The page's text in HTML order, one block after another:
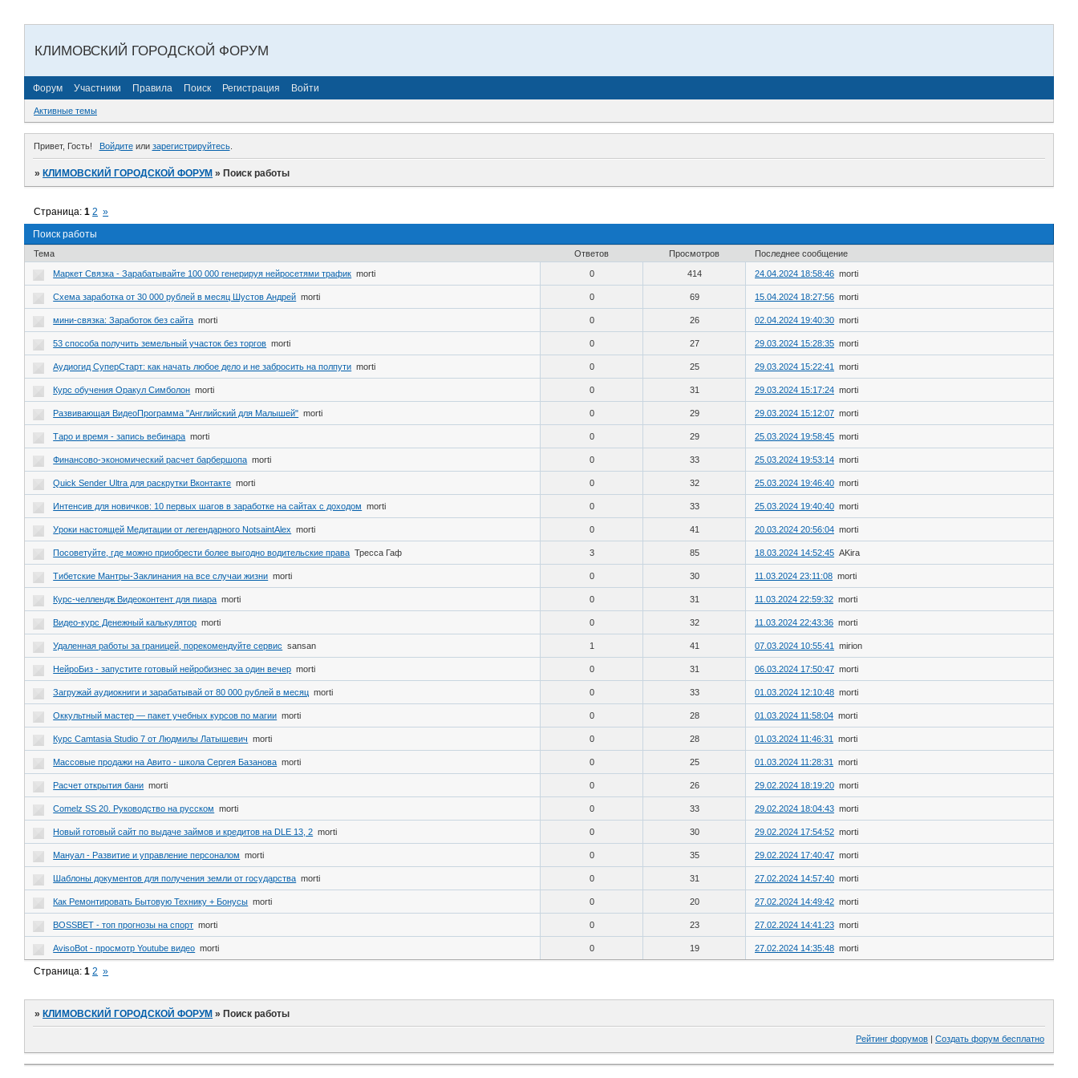
КЛИМОВСКИЙ ГОРОДСКОЙ ФОРУМ
Форум Участники Правила Поиск Регистрация Войти
Активные темы
Привет, Гость! Войдитеили зарегистрируйтесь.
»КЛИМОВСКИЙ ГОРОДСКОЙ ФОРУМ »Поиск работы
Поиск работы
Страница:1 2 »
Тема Ответов Просмотров Последнее сообщение
Маркет Связка - Зарабатывайте 100 000 генерируя нейросетями трафик morti 0 414 24.04.2024 18:58:46 morti
Схема заработка от 30 000 рублей в месяц Шустов Андрей morti 0 69 15.04.2024 18:27:56 morti
мини-cвязка: Зарaботок без сайта morti 0 26 02.04.2024 19:40:30 morti
53 способа получить земельный участок без торгов morti 0 27 29.03.2024 15:28:35 morti
Аудиогид СуперСтарт: как начать любое дело и не забросить на полпути morti 0 25 29.03.2024 15:22:41 morti
Курс обучения Оракул Симболон morti 0 31 29.03.2024 15:17:24 morti
Развивающая ВидеоПрограмма "Английский для Малышей" morti 0 29 29.03.2024 15:12:07 morti
Таро и время - запись вебинара morti 0 29 25.03.2024 19:58:45 morti
Финансово-экономический расчет барбершопа morti 0 33 25.03.2024 19:53:14 morti
Quick Sender Ultra для раскрутки Вконтакте morti 0 32 25.03.2024 19:46:40 morti
Интенсив для новичков: 10 первых шагов в заработке на сайтах с доходом morti 0 33 25.03.2024 19:40:40 morti
Уроки настоящей Медитации от легендарного NotsaintAlex morti 0 41 20.03.2024 20:56:04 morti
Посоветуйте, где можно приобрести более выгодно водительские права Тресса Гаф 3 85 18.03.2024 14:52:45 AKira
Тибетские Мантры-Заклинания на все случаи жизни morti 0 30 11.03.2024 23:11:08 morti
Курс-челлендж Видеоконтент для пиара morti 0 31 11.03.2024 22:59:32 morti
Видео-курс Денежный калькулятор morti 0 32 11.03.2024 22:43:36 morti
Удаленная работы за границей, порекомендуйте сервис sansan 1 41 07.03.2024 10:55:41 mirion
НейроБиз - запустите готовый нейробизнес за один вечер morti 0 31 06.03.2024 17:50:47 morti
Загружай аудиокниги и зарабатывай от 80 000 рублей в месяц morti 0 33 01.03.2024 12:10:48 morti
Оккультный мастер — пакет учебных курсов по магии morti 0 28 01.03.2024 11:58:04 morti
Курс Camtasia Studio 7 от Людмилы Латышевич morti 0 28 01.03.2024 11:46:31 morti
Массовые продажи на Авито - школа Сергея Базанова morti 0 25 01.03.2024 11:28:31 morti
Расчет открытия бани morti 0 26 29.02.2024 18:19:20 morti
Comelz SS 20. Руководство на русском morti 0 33 29.02.2024 18:04:43 morti
Новый готовый сайт по выдаче займов и кредитов на DLE 13, 2 morti 0 30 29.02.2024 17:54:52 morti
Мануал - Развитие и управление персоналом morti 0 35 29.02.2024 17:40:47 morti
Шаблоны документов для получения земли от государства morti 0 31 27.02.2024 14:57:40 morti
Как Ремонтировать Бытовую Технику + Бонусы morti 0 20 27.02.2024 14:49:42 morti
BOSSBET - топ прогнозы на спорт morti 0 23 27.02.2024 14:41:23 morti
AvisoBot - просмотр Youtube видео morti 0 19 27.02.2024 14:35:48 morti
Страница:1 2 »
»КЛИМОВСКИЙ ГОРОДСКОЙ ФОРУМ »Поиск работы
Рейтинг форумов Создать форум бесплатно